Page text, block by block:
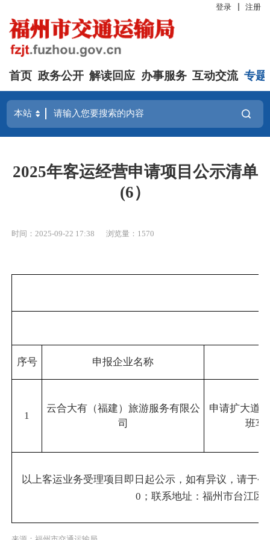
登录 注册
首页 政务公开 解读回应 办事服务 互动交流 专题
2025年客运经营申请项目公示清单
(6）
时间：2025-09-22 17:38 浏览量：1570
序号 申报企业名称
1
云合大有（福建）旅游服务有限公
司
申请扩大道
班车
以上客运业务受理项目即日起公示，如有异议，请于
0；联系地址：福州市台江区